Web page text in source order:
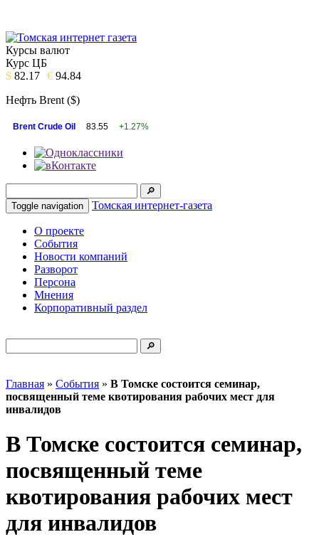
Курсы валют
Курс ЦБ
$ 82.17 € 94.84
Нефть Brent ($)
Brent Crude Oil 83.55 +1.27%
Toggle navigation Томская интернет-газета
О проекте
События
Новости компаний
Разворот
Персона
Мнения
Корпоративный раздел
Главная » События » В Томске состоится семинар,
посвященный теме квотирования рабочих мест для
инвалидов
В Томске состоится семинар,
посвященный теме
квотирования рабочих мест
для инвалидов